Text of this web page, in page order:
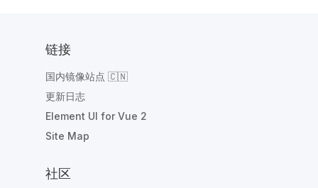
链接
国内镜像站点 🇨🇳
更新日志
Element UI for Vue 2
Site Map
社区